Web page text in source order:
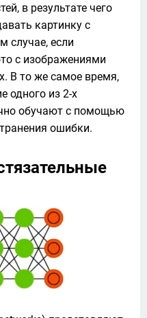
в результате чего
картинку с
случае, если
с изображениями
В то же самое время,
одного из 2-х
обучают с помощью
ошибки.